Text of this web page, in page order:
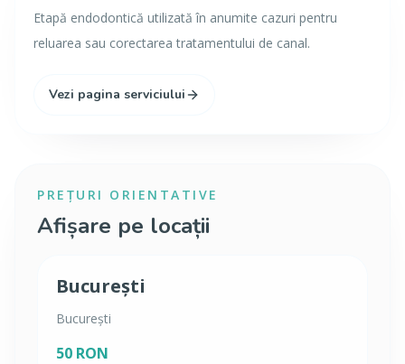
Etapă endodontică utilizată în anumite cazuri pentru
reluarea sau corectarea tratamentului de canal.
Vezi pagina serviciului
PREȚURI ORIENTATIVE
Afișare pe locații
București
București
50 RON